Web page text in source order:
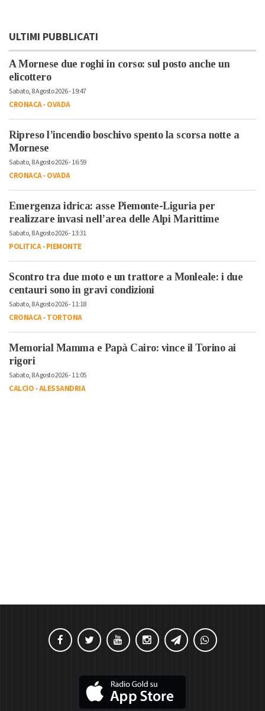
ULTIMI PUBBLICATI
A Mornese due roghi in corso: sul posto anche un
elicottero
Sabato, 8 Agosto 2026 - 19:47
CRONACA-OVADA
Ripreso l’incendio boschivo spento la scorsa notte a
Mornese
Sabato, 8 Agosto 2026 - 16:59
CRONACA-OVADA
Emergenza idrica: asse Piemonte-Liguria per
realizzare invasi nell’area delle Alpi Marittime
Sabato, 8 Agosto 2026 - 13:31
POLITICA-PIEMONTE
Scontro tra due moto e un trattore a Monleale: i due
centauri sono in gravi condizioni
Sabato, 8 Agosto 2026 - 11:18
CRONACA-TORTONA
Memorial Mamma e Papà Cairo: vince il Torino ai
rigori
Sabato, 8 Agosto 2026 - 11:05
CALCIO-ALESSANDRIA